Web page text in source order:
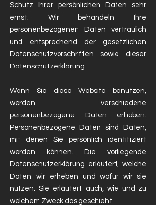
Schutz Ihrer persönlichen Daten sehr
ernst. Wir behandeln Ihre
personenbezogenen Daten vertraulich
und entsprechend der gesetzlichen
Datenschutzvorschriften sowie dieser
Datenschutzerklärung.
Wenn Sie diese Website benutzen,
werden verschiedene
personenbezogene Daten erhoben.
Personenbezogene Daten sind Daten,
mit denen Sie persönlich identifiziert
werden können. Die vorliegende
Datenschutzerklärung erläutert, welche
Daten wir erheben und wofür wir sie
nutzen. Sie erläutert auch, wie und zu
welchem Zweck das geschieht.